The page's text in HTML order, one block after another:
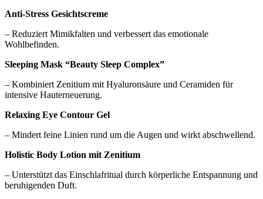
Anti-Stress Gesichtscreme
– Reduziert Mimikfalten und verbessert das emotionale
Wohlbefinden.
Sleeping Mask “Beauty Sleep Complex”
– Kombiniert Zenitium mit Hyaluronsäure und Ceramiden für
intensive Hauterneuerung.
Relaxing Eye Contour Gel
– Mindert feine Linien rund um die Augen und wirkt abschwellend.
Holistic Body Lotion mit Zenitium
– Unterstützt das Einschlafritual durch körperliche Entspannung und
beruhigenden Duft.